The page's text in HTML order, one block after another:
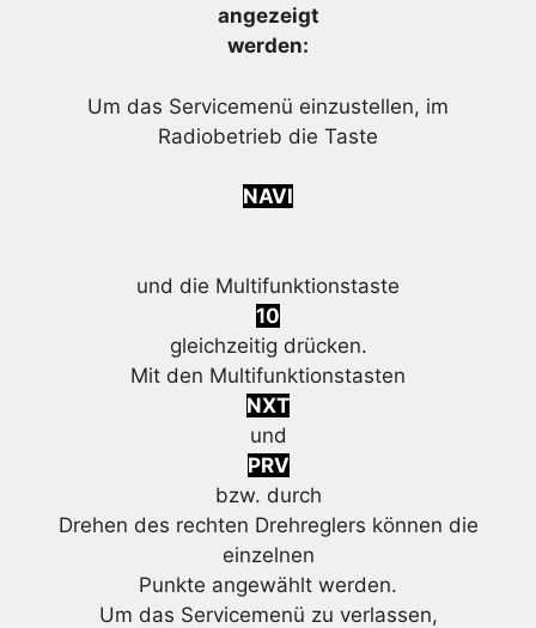
angezeigt
werden:
Um das Servicemenü einzustellen, im
Radiobetrieb die Taste
NAVI
und die Multifunktionstaste
10
gleichzeitig drücken.
Mit den Multifunktionstasten
NXT
und
PRV
bzw. durch
Drehen des rechten Drehreglers können die
einzelnen
Punkte angewählt werden.
Um das Servicemenü zu verlassen,